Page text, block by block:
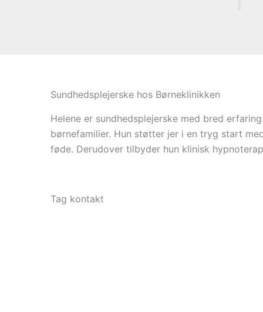
Sundhedsplejerske hos Børneklinikken
Helene er sundhedsplejerske med bred
børnefamilier. Hun støtter jer i en tryg start
føde. Derudover tilbyder hun klinisk
Tag kontakt